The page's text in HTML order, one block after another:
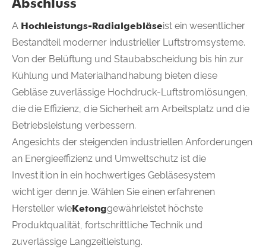
A Hochleistungs-Radialgebläseist ein wesentlicher
Bestandteil moderner industrieller Luftstromsysteme.
Von der Belüftung und Staubabscheidung bis hin zur
Kühlung und Materialhandhabung bieten diese
Gebläse zuverlässige Hochdruck-Luftstromlösungen,
die die Effizienz, die Sicherheit am Arbeitsplatz und die
Betriebsleistung verbessern.
Angesichts der steigenden industriellen Anforderungen
an Energieeffizienz und Umweltschutz ist die
Investition in ein hochwertiges Gebläsesystem
wichtiger denn je. Wählen Sie einen erfahrenen
Hersteller wieKetonggewährleistet höchste
Produktqualität, fortschrittliche Technik und
zuverlässige Langzeitleistung.